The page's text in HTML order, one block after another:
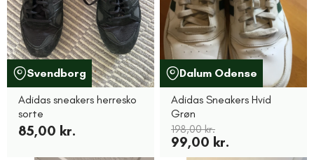
Svendborg
Adidas sneakers herresko
sorte
85,00 kr.
Dalum Odense
Adidas Sneakers Hvid
Grøn
198,00 kr.
99,00 kr.